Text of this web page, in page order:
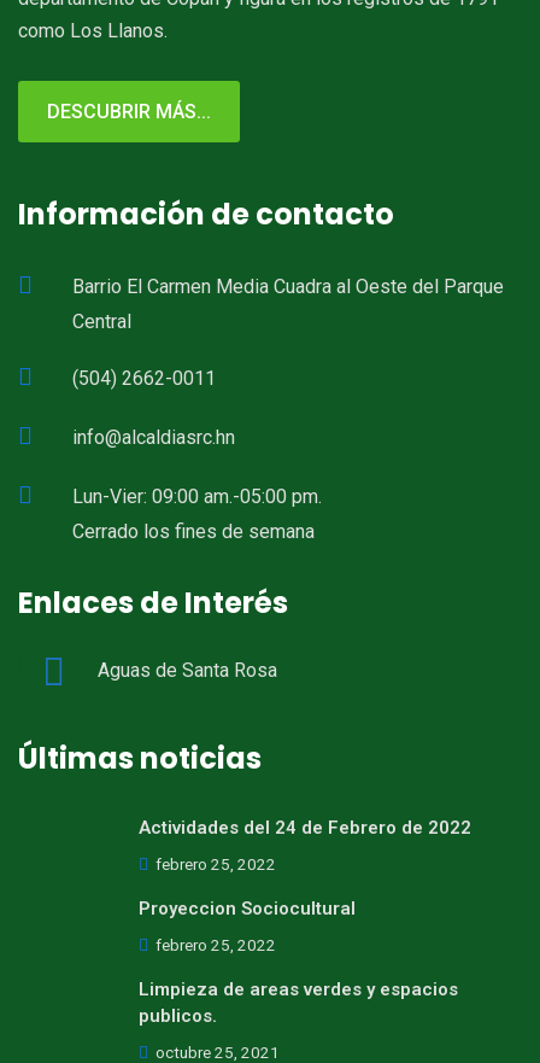
como Los Llanos.
DESCUBRIR MÁS...
Información de contacto
Barrio El Carmen Media Cuadra al Oeste del Parque
Central
(504) 2662-0011
info@alcaldiasrc.hn
Lun-Vier: 09:00 am.-05:00 pm.
Cerrado los fines de semana
Enlaces de Interés
Aguas de Santa Rosa
Últimas noticias
Actividades del 24 de Febrero de 2022
febrero 25, 2022
Proyeccion Sociocultural
febrero 25, 2022
Limpieza de areas verdes y espacios
publicos.
octubre 25, 2021